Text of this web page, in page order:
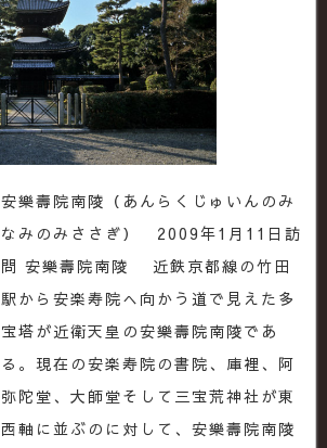
安樂壽院南陵（あんらくじゅいんのみ
なみのみささぎ） 2009年1月11日訪
問 安樂壽院南陵 近鉄京都線の竹田
駅から安楽寿院へ向かう道で見えた多
宝塔が近衛天皇の安樂壽院南陵であ
る。現在の安楽寿院の書院、庫裡、阿
弥陀堂、大師堂そして三宝荒神社が東
西軸に並ぶのに対して、安樂壽院南陵